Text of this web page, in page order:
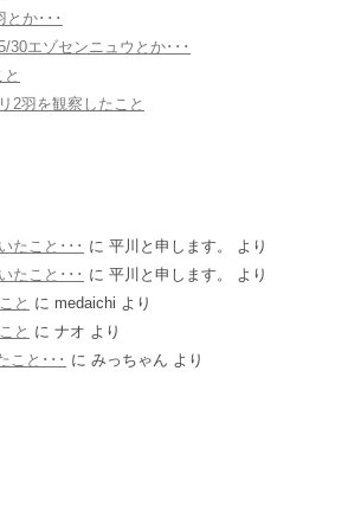
とか･･･
30エゾセンニュウとか･･･
2羽を観察したこと
たこと･･･ に 平川と申します。
より
たこと･･･ に 平川と申します。
より
と に medaichi より
と に ナオ より
こと･･･ に みっちゃん より